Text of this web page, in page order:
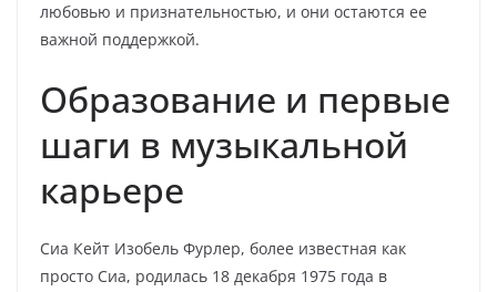
любовью и признательностью, и они остаются ее
важной поддержкой.
Образование и первые
шаги в музыкальной
карьере
Сиа Кейт Изобель Фурлер, более известная как
просто Сиа, родилась 18 декабря 1975 года в